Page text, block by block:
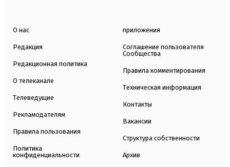
О нас
Редакция
Редакционная политика
О телеканале
Телеведущие
Рекламодателям
Правила пользования
Политика
конфиденциальности
приложения
Соглашение пользователя
Сообщества
Правила комментирования
Техническая информация
Контакты
Вакансии
Структура собственности
Архив